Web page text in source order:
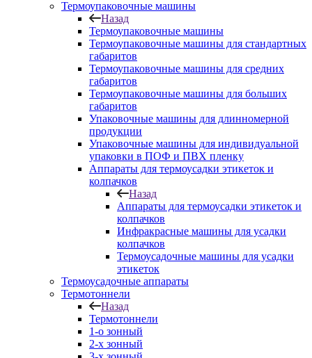
Термоупаковочные машины
Назад
Термоупаковочные машины
Термоупаковочные машины для стандартных
габаритов
Термоупаковочные машины для средних
габаритов
Термоупаковочные машины для больших
габаритов
Упаковочные машины для длинномерной
продукции
Упаковочные машины для индивидуальной
упаковки в ПОФ и ПВХ пленку
Аппараты для термоусадки этикеток и
колпачков
Назад
Аппараты для термоусадки этикеток и
колпачков
Инфракрасные машины для усадки
колпачков
Термоусадочные машины для усадки
этикеток
Термоусадочные аппараты
Термотоннели
Назад
Термотоннели
1-о зонный
2-х зонный